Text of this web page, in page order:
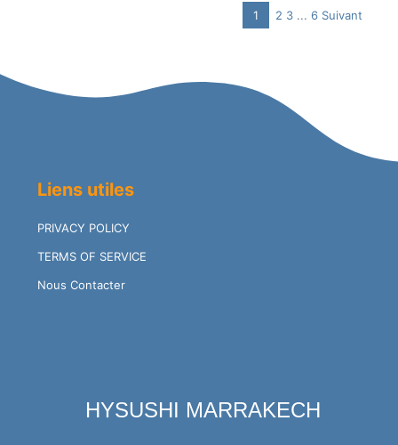
Navigation
Site
Page
1 Page
2 Page
3 ... Page
6 Suivant
Liens utiles
PRIVACY POLICY
TERMS OF SERVICE
Nous Contacter
HYSUSHI MARRAKECH